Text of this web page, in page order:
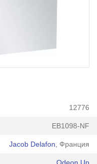
12776
EB1098-NF
Jacob Delafon , Франция